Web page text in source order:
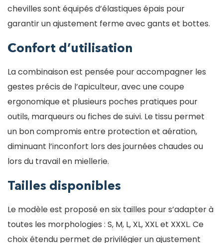
chevilles sont équipés d’élastiques épais pour
garantir un ajustement ferme avec gants et bottes.
Confort d’utilisation
La combinaison est pensée pour accompagner les
gestes précis de l’apiculteur, avec une coupe
ergonomique et plusieurs poches pratiques pour
outils, marqueurs ou fiches de suivi. Le tissu permet
un bon compromis entre protection et aération,
diminuant l’inconfort lors des journées chaudes ou
lors du travail en miellerie.
Tailles disponibles
Le modèle est proposé en six tailles pour s’adapter à
toutes les morphologies : S, M, L, XL, XXL et XXXL. Ce
choix étendu permet de privilégier un ajustement